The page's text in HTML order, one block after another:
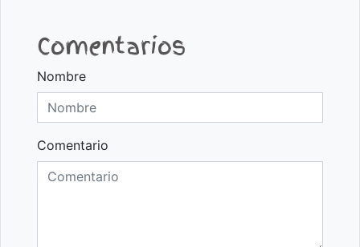
Comentarios
Nombre
Comentario